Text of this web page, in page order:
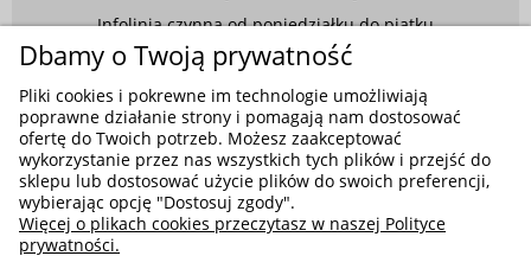
Infolinia czynna od poniedziałku do piątku
w godzinach 9.00 - 17.00
881 703 704
E-mail:sklep@fryda.com.pl
Sklepy stacjonarne:
ul. Składowa 26, 34-400 Nowy Targ
ul. Żywiecka 91, 43-300 Bielsko-Biała
Dbamy o Twoją prywatność
Pliki cookies i pokrewne im technologie umożliwiają
poprawne działanie strony i pomagają nam dostosować
ofertę do Twoich potrzeb. Możesz zaakceptować
wykorzystanie przez nas wszystkich tych plików i przejść do
sklepu lub dostosować użycie plików do swoich preferencji,
wybierając opcję "Dostosuj zgody".
Więcej o plikach cookies przeczytasz w naszej Polityce
prywatności.